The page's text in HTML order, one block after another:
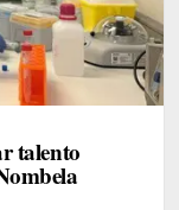
talento